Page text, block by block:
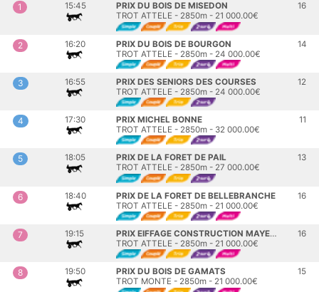
1 15:45
PRIX DU BOIS DE MISEDON
TROT ATTELE - 2850m - 21 000.00€
16
2 16:20
PRIX DU BOIS DE BOURGON
TROT ATTELE - 2850m - 24 000.00€
14
3 16:55
PRIX DES SENIORS DES COURSES
TROT ATTELE - 2850m - 24 000.00€
12
4 17:30
PRIX MICHEL BONNE
TROT ATTELE - 2850m - 32 000.00€
11
5 18:05
PRIX DE LA FORET DE PAIL
TROT ATTELE - 2850m - 27 000.00€
13
6 18:40
PRIX DE LA FORET DE BELLEBRANCHE
TROT ATTELE - 2850m - 21 000.00€
16
7 19:15
PRIX EIFFAGE CONSTRUCTION MAYENNE
TROT ATTELE - 2850m - 21 000.00€
16
8 19:50
PRIX DU BOIS DE GAMATS
TROT MONTE - 2850m - 21 000.00€
15